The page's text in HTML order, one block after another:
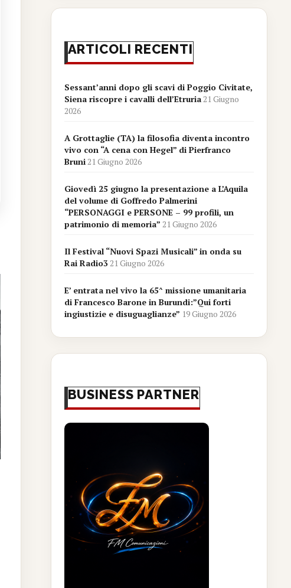
ARTICOLI RECENTI
Sessant’anni dopo gli scavi di Poggio Civitate,
Siena riscopre i cavalli dell’Etruria21 Giugno
2026
A Grottaglie (TA) la filosofia diventa incontro
vivo con “A cena con Hegel” di Pierfranco
Bruni21 Giugno 2026
Giovedì 25 giugno la presentazione a L’Aquila
del volume di Goffredo Palmerini
“PERSONAGGI e PERSONE – 99 profili, un
patrimonio di memoria” 21 Giugno 2026
Il Festival “Nuovi Spazi Musicali” in onda su
Rai Radio321 Giugno 2026
E’ entrata nel vivo la 65^ missione umanitaria
di Francesco Barone in Burundi:”Qui forti
ingiustizie e disuguaglianze” 19 Giugno 2026
BUSINESS PARTNER